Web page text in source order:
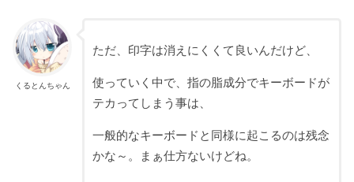
くるとんちゃん
ただ、印字は消えにくくて良いんだけど、
使っていく中で、指の脂成分でキーボードが
テカってしまう事は、
一般的なキーボードと同様に起こるのは残念
かな～。まぁ仕方ないけどね。